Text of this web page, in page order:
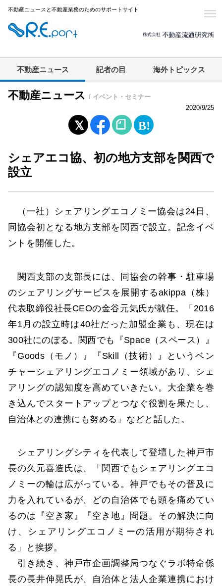
不動産ニュースと不動産業務のためのサポートサイト
不動産ニュース 記者の目 海外トピックス
不動産ニュース / イベント・セミナー
2020/9/25
シェアエコ協、初の地方支部を関西で
設立
（一社）シェアリングエコノミー協会は24日、
同協会初となる地方支部を関西で設立。記念イベ
ントを開催した。
関西支部の支部長には、同協会の幹事・駐車場
のシェアリングサービスを展開するakippa（株）
代表取締役社長CEOの金谷元気氏が就任。「2016
年1月の設立時は40社だった加盟企業も、現在は
300社にのぼる。関西でも『Space（スペース）』
『Goods（モノ）』『Skill（技術）』というベン
チャーシェアリングエコノミー領域があり、シェ
アリングの認知度を高めていきたい。大企業を巻
き込んでスタートアップとつなぐ役割を果たし、
自治体との連携にも努める」などと話した。
シェアリングシティを代表して登壇した神戸市
長の久元喜造氏は、「関西でもシェアリングエコ
ノミーの輪は広がっている。神戸でもその普及に
力を入れているが、どの自治体でも頭を痛めてい
るのは『空き家』『空き地』問題。その解決に向
け、シェアリングエコノミーの活用が期待され
る」と挨拶。
引き続き、神戸市企画調整局つなぐラボ特命係
長の長井伸晃氏が、自治体と法人企業連携におけ